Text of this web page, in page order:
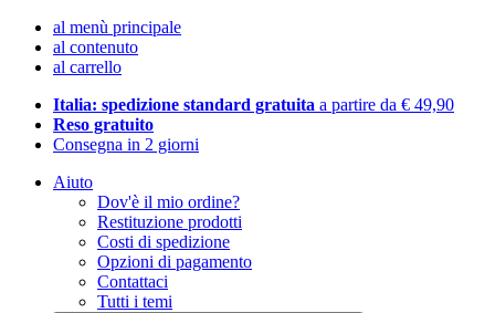
al menù principale
al contenuto
al carrello
Italia: spedizione standard gratuita a partire da € 49,90
Reso gratuito
Consegna in 2 giorni
Aiuto
Dov'è il mio ordine?
Restituzione prodotti
Costi di spedizione
Opzioni di pagamento
Contattaci
Tutti i temi